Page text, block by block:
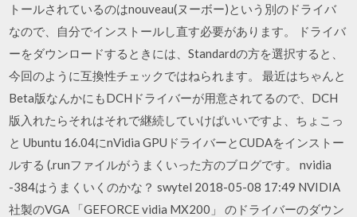
トールされているのはnouveau(ヌーボー)という別のドライバ
なので、自分でインストールし直す必要があります。 ドライバ
ーをダウンロードするときには、Standardの方を選択すると、
今回のように互換性チェックではねられます。 最近はちゃんと
Beta版なんかにもDCHドライバーが用意されてるので、DCH
版入れたらそれはそれで継続していけばいいですよ、ちょこっ
と Ubuntu 16.04にnVidia GPUドライバーとCUDAをインストー
ルする (.runファイルがうまくいった方のブログです。 nvidia
-384はうまくいくのかな？ swytel 2018-05-08 17:49 NVIDIA
社製のVGA 「GEFORCE vidia MX200」 のドライバーのダウン